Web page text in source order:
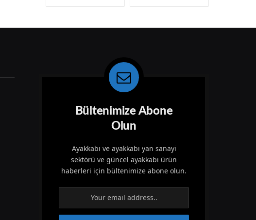
Bültenimize Abone
Olun
Ayakkabı ve ayakkabı yan sanayi
sektörü ve güncel ayakkabı ürün
haberleri için bültenimize abone olun.